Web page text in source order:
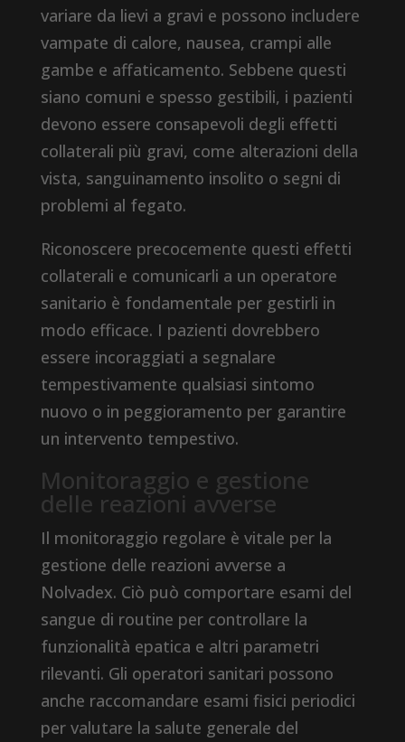
variare da lievi a gravi e possono includere
vampate di calore, nausea, crampi alle
gambe e affaticamento. Sebbene questi
siano comuni e spesso gestibili, i pazienti
devono essere consapevoli degli effetti
collaterali più gravi, come alterazioni della
vista, sanguinamento insolito o segni di
problemi al fegato.
Riconoscere precocemente questi effetti
collaterali e comunicarli a un operatore
sanitario è fondamentale per gestirli in
modo efficace. I pazienti dovrebbero
essere incoraggiati a segnalare
tempestivamente qualsiasi sintomo
nuovo o in peggioramento per garantire
un intervento tempestivo.
Monitoraggio e gestione
delle reazioni avverse
Il monitoraggio regolare è vitale per la
gestione delle reazioni avverse a
Nolvadex. Ciò può comportare esami del
sangue di routine per controllare la
funzionalità epatica e altri parametri
rilevanti. Gli operatori sanitari possono
anche raccomandare esami fisici periodici
per valutare la salute generale del